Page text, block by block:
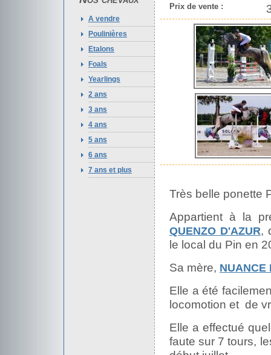
A vendre
Poulinières
Etalons
Foals
Yearlings
2 ans
3 ans
4 ans
5 ans
6 ans
7 ans et plus
Prix de vente :
Très belle ponette
Appartient à la
QUENZO D'AZUR,
le local du Pin en
Sa mère, NUANCE
Elle a été
locomotion et de
Elle a effectué
faute sur 7 tours,